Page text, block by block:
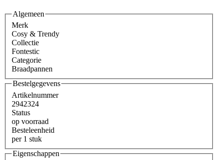
Algemeen
Merk
Cosy & Trendy
Collectie
Fontestic
Categorie
Braadpannen
Bestelgegevens
Artikelnummer
2942324
Status
op voorraad
Besteleenheid
per 1 stuk
Eigenschappen